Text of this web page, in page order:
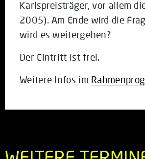
Karlspreisträger, vor allem
2005). Am Ende wird die
wird es weitergehen?
Der Eintritt ist frei.
Weitere Infos im